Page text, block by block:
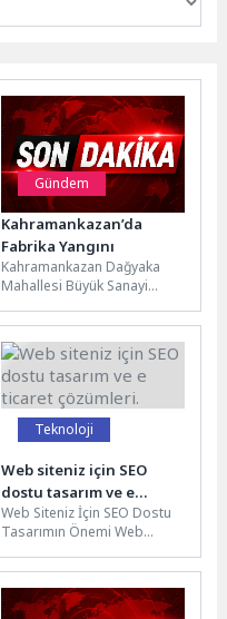
Gündem
Kahramankazan’da
Fabrika Yangını
Kahramankazan Dağyaka
Mahallesi Büyük Sanayi
bir atık yağ geri dönüşüm
fabrikasında, henüz...
Teknoloji
Web siteniz için SEO
dostu tasarım ve e
ticaret çözümleri.
Web Siteniz İçin SEO Dostu
Tasarımın Önemi Web
motoru optimizasyonu (SEO)
açısından...